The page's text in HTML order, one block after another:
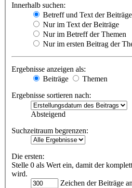
Innerhalb suchen:
Betreff und Text der Beiträge
Nur im Text der Beiträge
Nur im Betreff der Themen
Nur im ersten Beitrag der
Ergebnisse anzeigen als:
Beiträge
Themen
Ergebnisse sortieren nach:
Absteigend
Suchzeitraum begrenzen:
Die ersten:
Stelle 0 als Wert ein, damit der
wird.
Zeichen der Beiträge